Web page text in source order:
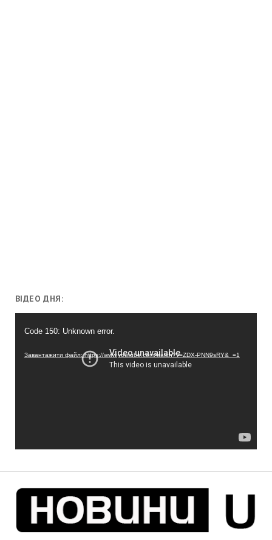
ВІДЕО ДНЯ:
Code 150: Unknown error.
Завантажити файл: https://www.youtube.com/watch?v=ZDX-PNN9sRY&_=1